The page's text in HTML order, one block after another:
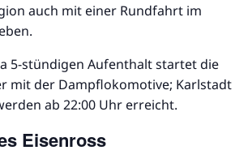
auch mit einer Rundfahrt im
5-stündigen Aufenthalt startet die
mit der Dampflokomotive; Karlstadt
ab 22:00 Uhr erreicht.
Eisenross